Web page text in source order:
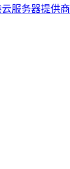
云服务器提供商